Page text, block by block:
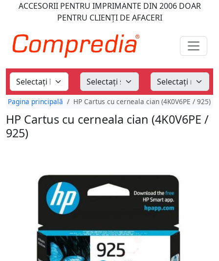
ACCESORII PENTRU IMPRIMANTE DIN 2006DOAR
PENTRU CLIENȚI DE AFACERI
Pagina principală HP Cartus cu cerneala cian (4K0V6PE / 925)
HP Cartus cu cerneala cian (4K0V6PE /
925)